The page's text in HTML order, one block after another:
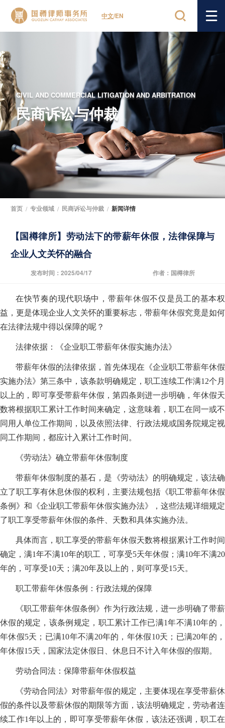
中文/EN
CIVIL AND COMMERCIAL LITIGATION AND ARBITRATION
民商诉讼与仲裁
首页 / 专业领域 / 民商诉讼与仲裁 / 新闻详情
【国樽律所】劳动法下的带薪年休假，法律保障与
企业人文关怀的融合
发布时间：2025/04/17 作者：国樽律所
在快节奏的现代职场中，带薪年休假不仅是员工的基本权
益，更是体现企业人文关怀的重要标志，带薪年休假究竟是如何
在法律法规中得以保障的呢？
法律依据：《企业职工带薪年休假实施办法》
带薪年休假的法律依据，首先体现在《企业职工带薪年休假
实施办法》第三条中，该条款明确规定，职工连续工作满12个月
以上的，即可享受带薪年休假，第四条则进一步明确，年休假天
数将根据职工累计工作时间来确定，这意味着，职工在同一或不
同用人单位工作期间，以及依照法律、行政法规或国务院规定视
同工作期间，都应计入累计工作时间。
《劳动法》确立带薪年休假制度
带薪年休假制度的基石，是《劳动法》的明确规定，该法确
立了职工享有休息休假的权利，主要法规包括《职工带薪年休假
条例》和《企业职工带薪年休假实施办法》，这些法规详细规定
了职工享受带薪年休假的条件、天数和具体实施办法。
具体而言，职工享受的带薪年休假天数将根据累计工作时间
确定，满1年不满10年的职工，可享受5天年休假；满10年不满20
年的，可享受10天；满20年及以上的，则可享受15天。
职工带薪年休假条例：行政法规的保障
《职工带薪年休假条例》作为行政法规，进一步明确了带薪
休假的规定，该条例规定，职工累计工作已满1年不满10年的，
年休假5天；已满10年不满20年的，年休假10天；已满20年的，
年休假15天，国家法定休假日、休息日不计入年休假的假期。
劳动合同法：保障带薪年休假权益
《劳动合同法》对带薪年假的规定，主要体现在享受带薪休
假的条件以及带薪休假的期限等方面，该法明确规定，劳动者连
续工作1年以上的，即可享受带薪年休假，该法还强调，职工在